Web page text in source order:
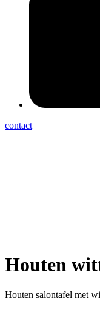
contact
Houten
Houten salontafel met